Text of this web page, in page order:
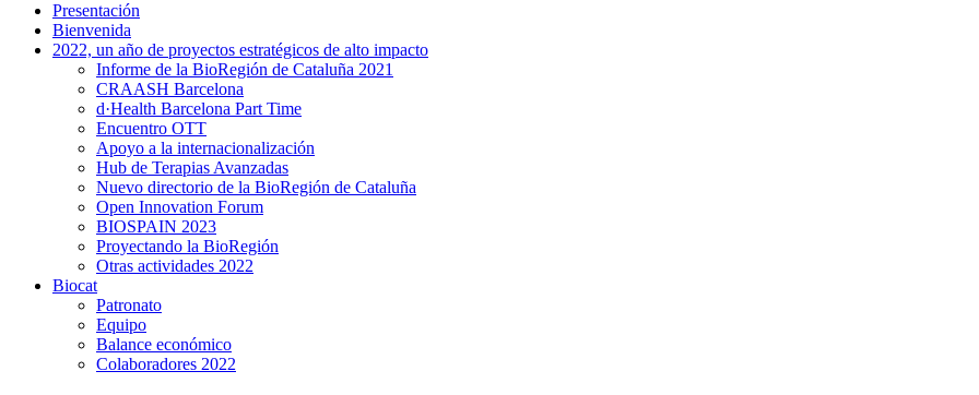
Presentación
Bienvenida
2022, un año de proyectos estratégicos de alto impacto
Informe de la BioRegión de Cataluña 2021
CRAASH Barcelona
d·Health Barcelona Part Time
Encuentro OTT
Apoyo a la internacionalización
Hub de Terapias Avanzadas
Nuevo directorio de la BioRegión de Cataluña
Open Innovation Forum
BIOSPAIN 2023
Proyectando la BioRegión
Otras actividades 2022
Biocat
Patronato
Equipo
Balance económico
Colaboradores 2022